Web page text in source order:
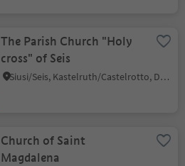
The Parish Church "Holy
cross" of Seis
Siusi/Seis, Kastelruth/Castelrotto, Dolomites Region Seiser Alm
Church of Saint
Magdalena